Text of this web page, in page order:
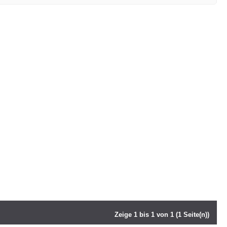
Zeige 1 bis 1 von 1 (1 Seite(n))